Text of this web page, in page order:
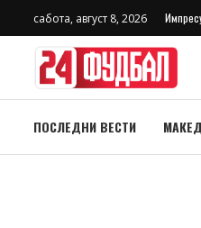
сабота, август 8, 2026
ПОСЛЕДНИ ВЕСТИ